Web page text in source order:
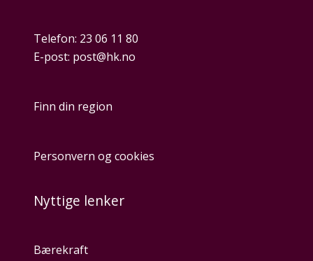
Telefon: 23 06 11 80
E-post: post@hk.no
Finn din region
Personvern og cookies
Nyttige lenker
Bærekraft